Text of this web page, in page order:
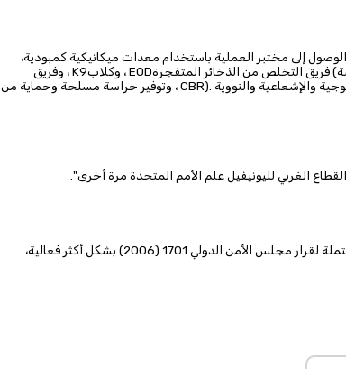
إلى مختبر العملية باستخدام معدات ميكانيكية كمبودية،
(فريق التخلص من الذخائر المتفجرةEOD، وكلابK9، وفريق
والإشعاعية والنووية CBR).، وتوفير حراسة مسلحة وحماية من
الغربي لليونيفيل علم الأمم المتحدة مرة أخرى"
وأوضح أن "الموقع المُعاد ترميمه سيمكن من رصد الانتهاكات المحتملة لقرار مجلس الأمن الدولي 1701 (2006) بشكل أكثر فعالية،